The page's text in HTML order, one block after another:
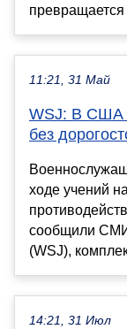
превращается
11:21, 31 Май
WSJ: В США
без
ходе учений
сообщили
(WSJ),
14:21, 31 Июл